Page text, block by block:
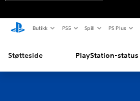
Butikk PS5 Spill PS Plus
Støtteside PlayStation-status